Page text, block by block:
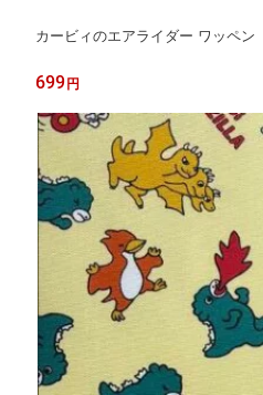
カービィのエアライダー ワッペン
699 円